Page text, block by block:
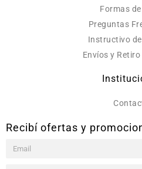
Formas
Preguntas
Instructivo
Envíos y
Recibí ofertas y